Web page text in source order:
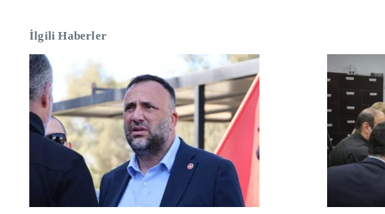
İlgili Haberler